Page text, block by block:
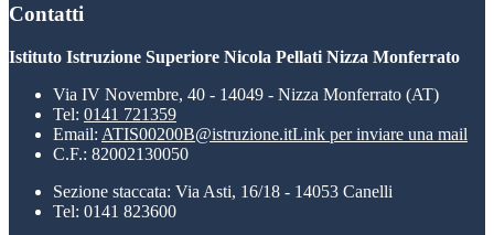
Contatti
Istituto Istruzione Superiore Nicola Pellati Nizza Monferrato
Via IV Novembre, 40 - 14049 - Nizza Monferrato (AT)
Tel: 0141 721359
Email: ATIS00200B@istruzione.itLink per inviare una mail
C.F.: 82002130050
Sezione staccata: Via Asti, 16/18 - 14053 Canelli
Tel: 0141 823600